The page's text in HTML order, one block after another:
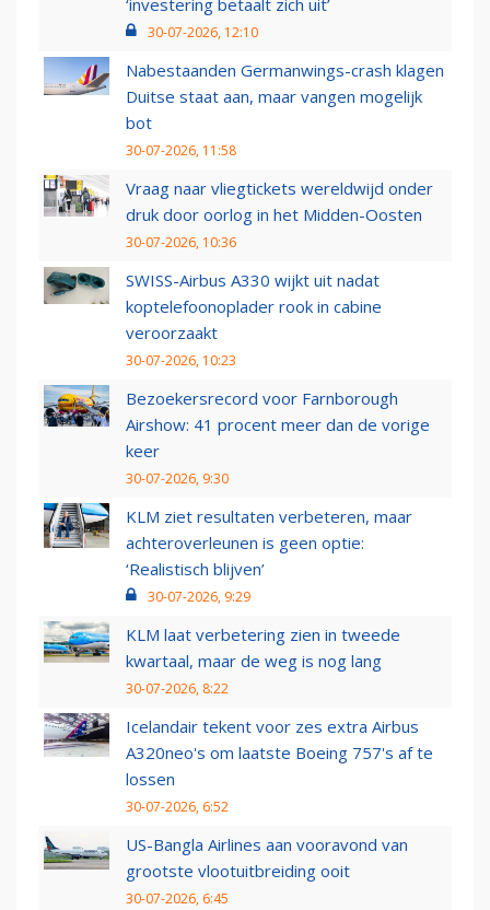
‘investering betaalt zich uit’
30-07-2026, 12:10
Nabestaanden Germanwings-crash klagen
Duitse staat aan, maar vangen mogelijk
bot
30-07-2026, 11:58
Vraag naar vliegtickets wereldwijd onder
druk door oorlog in het Midden-Oosten
30-07-2026, 10:36
SWISS-Airbus A330 wijkt uit nadat
koptelefoonoplader rook in cabine
veroorzaakt
30-07-2026, 10:23
Bezoekersrecord voor Farnborough
Airshow: 41 procent meer dan de vorige
keer
30-07-2026, 9:30
KLM ziet resultaten verbeteren, maar
achteroverleunen is geen optie:
‘Realistisch blijven’
30-07-2026, 9:29
KLM laat verbetering zien in tweede
kwartaal, maar de weg is nog lang
30-07-2026, 8:22
Icelandair tekent voor zes extra Airbus
A320neo's om laatste Boeing 757's af te
lossen
30-07-2026, 6:52
US-Bangla Airlines aan vooravond van
grootste vlootuitbreiding ooit
30-07-2026, 6:45